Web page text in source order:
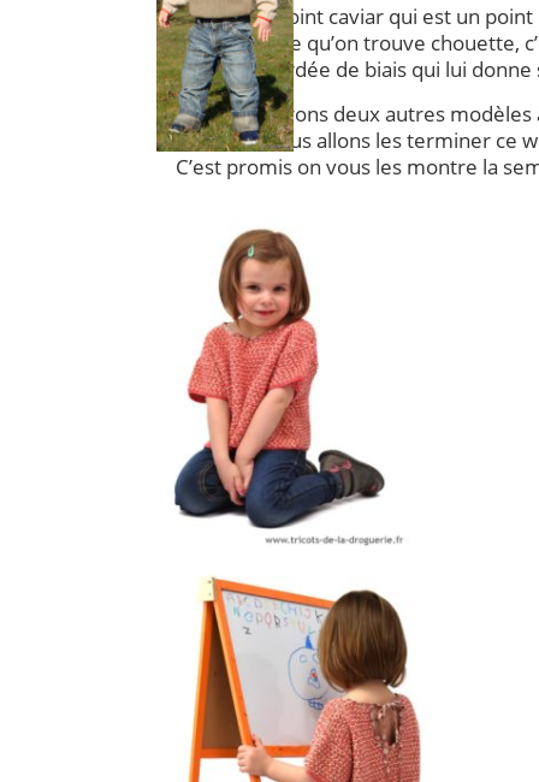
ce superbe point caviar qui est un
ce modèle, ce qu’on trouve chouette,
dos bordée de biais qui lui
Nous préparons deux autres modèles
nous allons les terminer ce
C’est promis on vous les montre la